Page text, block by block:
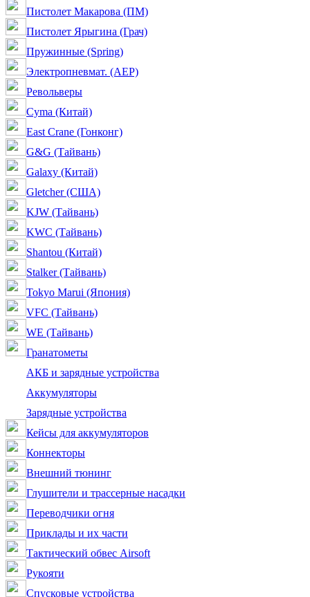
Пистолет Макарова (ПМ)
Пистолет Ярыгина (Грач)
Пружинные (Spring)
Электропневмат. (AEP)
Револьверы
Cyma (Китай)
East Crane (Гонконг)
G&G (Тайвань)
Galaxy (Китай)
Gletcher (США)
KJW (Тайвань)
KWC (Тайвань)
Shantou (Китай)
Stalker (Тайвань)
Tokyo Marui (Япония)
VFC (Тайвань)
WE (Тайвань)
Гранатометы
АКБ и зарядные устройства
Аккумуляторы
Зарядные устройства
Кейсы для аккумуляторов
Коннекторы
Внешний тюнинг
Глушители и трассерные насадки
Переводчики огня
Приклады и их части
Тактический обвес Airsoft
Рукояти
Спусковые устройства